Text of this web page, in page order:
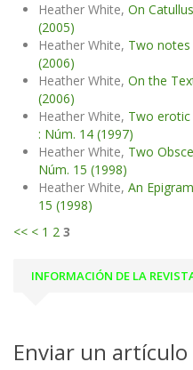
Heather White, On
(2005)
Heather White, Two
(2006)
Heather White, On the
(2006)
Heather White, Two erotic
: Núm. 14 (1997)
Heather White, Two
Núm. 15 (1998)
Heather White, An
15 (1998)
<< < 1 2 3
INFORMACIÓN DE LA
Enviar un artículo